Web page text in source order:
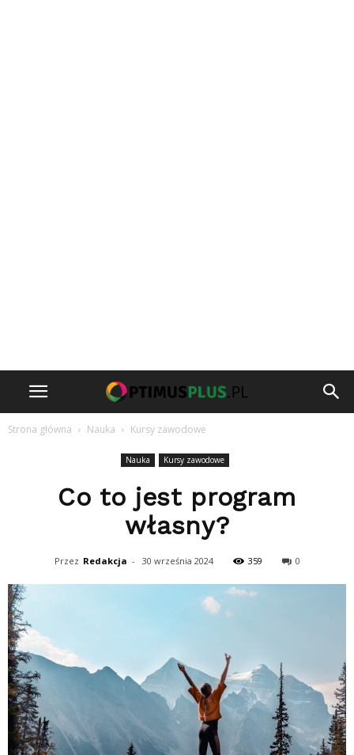
Strona główna Nauka Kursy zawodowe
Nauka Kursy zawodowe
Co to jest program
własny?
Przez Redakcja - 30 września 2024 359 0